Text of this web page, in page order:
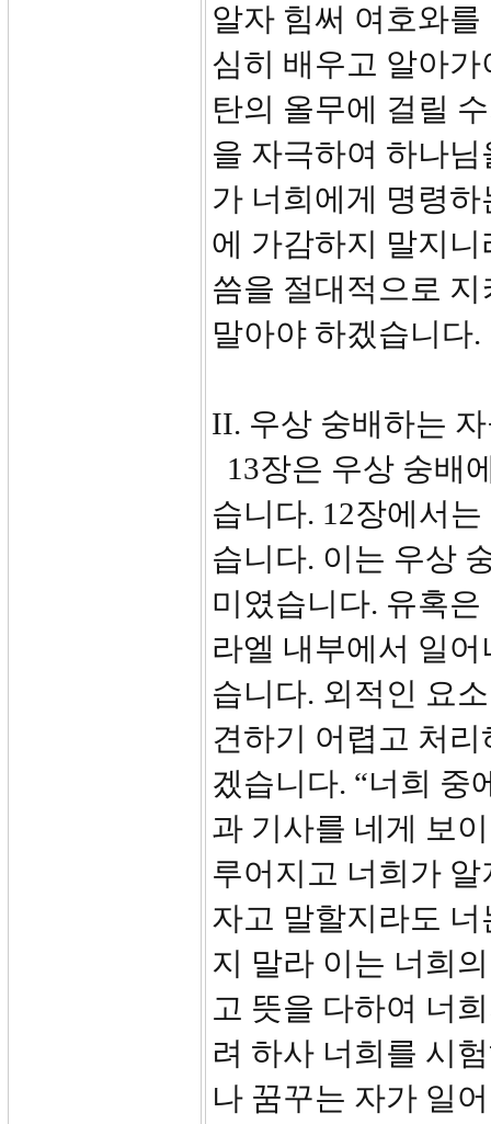
알자 힘써 여호와
심히 배우고 알아
탄의 올무에 걸릴
을 자극하여 하나
가 너희에게 명령
에 가감하지 말지
씀을 절대적으로
말아야 하겠습니다.
II. 우상 숭배하는
13장은 우상 숭배
습니다. 12장에서
습니다. 이는 우상
미였습니다. 유혹
라엘 내부에서 일
습니다. 외적인 요
견하기 어렵고 처
겠습니다. “너희 중
과 기사를 네게 보
루어지고 너희가
자고 말할지라도
지 말라 이는 너희
고 뜻을 다하여 너
려 하사 너희를 시
나 꿈꾸는 자가 일